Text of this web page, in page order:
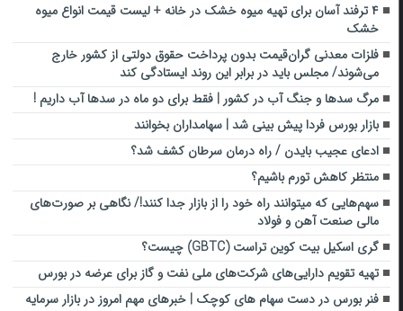
۴ ترفند آسان برای تهیه میوه خشک در خانه + لیست قیمت انواع میوه
خشک
فلزات معدنی گران‌قیمت بدون پرداخت حقوق دولتی از کشور خارج
می‌شوند/ مجلس باید در برابر این روند ایستادگی کند
مرگ سدها و جنگ آب در کشور | فقط برای دو ماه در سدها آب داریم !
بازار بورس فردا پیش بینی شد | سهامداران بخوانند
ادعای عجیب بایدن / راه درمان سرطان کشف شد؟
منتظر کاهش تورم باشیم؟
سهم‌هایی که میتوانند راه خود را از بازار جدا کنند!/ نگاهی بر صورت‌های
مالی صنعت آهن و فولاد
گری اسکیل بیت کوین تراست (GBTC) چیست؟
تهیه تقویم دارایی‌های شرکت‌های ملی نفت و گاز برای عرضه در بورس
فنر بورس در دست سهام های کوچک | خبرهای مهم امروز در بازار سرمایه